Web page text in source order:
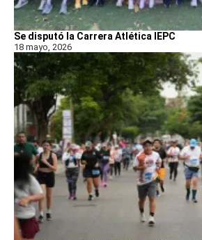
Se disputó la Carrera Atlética IEPC
18 mayo, 2026